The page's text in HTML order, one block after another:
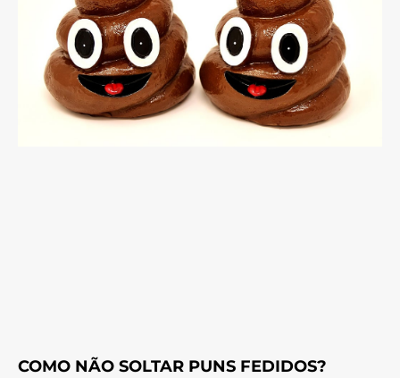
COMO NÃO SOLTAR PUNS FEDIDOS?